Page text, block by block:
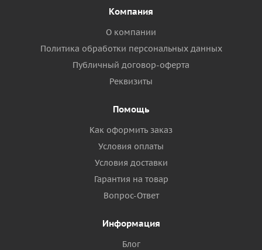
Компания
О компании
Политика обработки персональных данных
Публичный договор-оферта
Реквизиты
Помощь
Как оформить заказ
Условия оплаты
Условия доставки
Гарантия на товар
Вопрос-Ответ
Информация
Блог